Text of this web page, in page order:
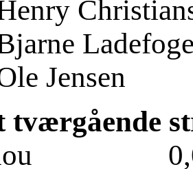
Ole
tværgående